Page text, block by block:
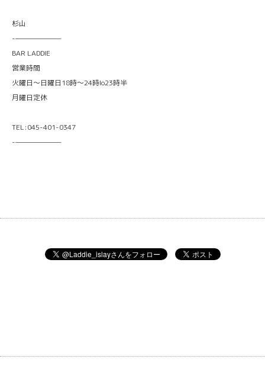
杉山
-———————
BAR LADDIE
営業時間
火曜日〜日曜日18時〜24時lo23時半
月曜日定休
TEL:045-401-0347
-———————